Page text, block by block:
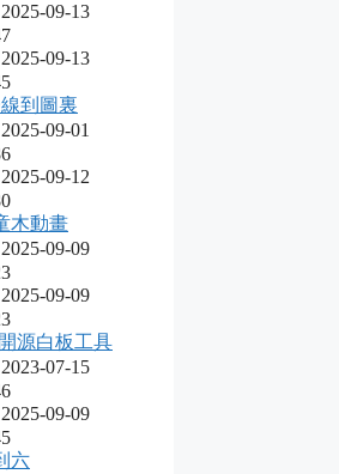
09-13
09-13
到圖裏
09-01
09-12
木動畫
09-09
09-09
源白板工具
07-15
09-09
六